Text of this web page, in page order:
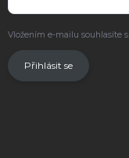
Vložením e-mailu souhlasíte s
Přihlásit se